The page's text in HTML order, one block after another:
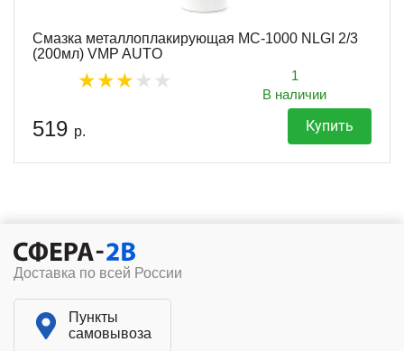
Смазка металлоплакирующая МС-1000 NLGI 2/3
(200мл) VMP AUTO
1
В наличии
519 р. Купить
Доставка по всей России
Пункты
самовывоза